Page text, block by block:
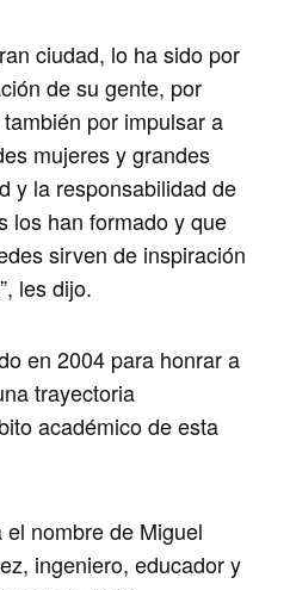
ciudad, lo ha sido por
de su gente, por
por impulsar a
mujeres y grandes
y la responsabilidad de
los han formado y que
sirven de inspiración
les dijo.
en 2004 para honrar a
trayectoria
académico de esta
nombre de Miguel
ingeniero, educador y